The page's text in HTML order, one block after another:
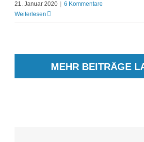
21. Januar 2020
6 Kommentare
Weiterlesen
MEHR BEITRÄGE